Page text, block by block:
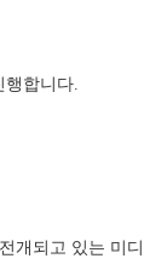
행합니다.
되고 있는 미